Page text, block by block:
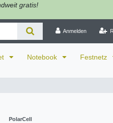
gratis!
Anmelden
Notebook Festnetz
PolarCell